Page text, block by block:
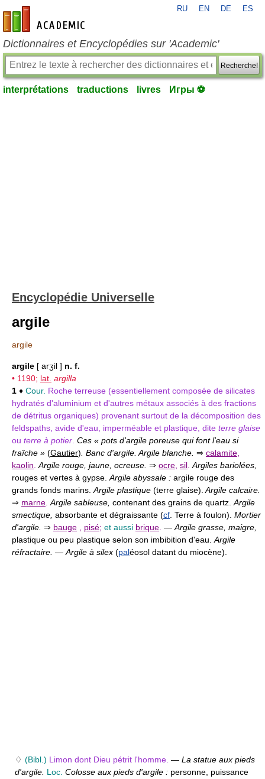
fr-academic.com
RU EN DE ES
Dictionnaires et Encyclopédies sur 'Academic'
Recherche!
interprétations traductions livres Игры ⚽
Encyclopédie Universelle
argile
argile
argile [ arʒil ] n. f.
• 1190; lat. argilla
1 ♦ Cour. Roche terreuse (essentiellement composée de silicates
hydratés d'aluminium et d'autres métaux associés à des fractions
de détritus organiques) provenant surtout de la décomposition des
feldspaths, avide d'eau, imperméable et plastique, dite terre glaise
ou terre à potier Ces « pots d'argile poreuse qui font l'eau si
fraîche » (Gautier) . Banc d'argile. Argile blanche. ⇒ calamite
kaolin Argile rouge, jaune, ocreuse. ⇒ ocre sil Argiles bariolées,
rouges et vertes à gypse. Argile abyssale : argile rouge des
grands fonds marins. Argile plastique (terre glaise). Argile calcaire.
⇒ marne Argile sableuse, contenant des grains de quartz. Argile
smectique, absorbante et dégraissante (cf . Terre à foulon). Mortier
d'argile. ⇒ bauge pisé; et aussi brique — Argile grasse, maigre,
plastique ou peu plastique selon son imbibition d'eau. Argile
réfractaire. — Argile à silex (paléosol datant du miocène).
♢ (Bibl.) Limon dont Dieu pétrit l'homme. — La statue aux pieds
d'argile. Loc. Colosse aux pieds d'argile : personne, puissance